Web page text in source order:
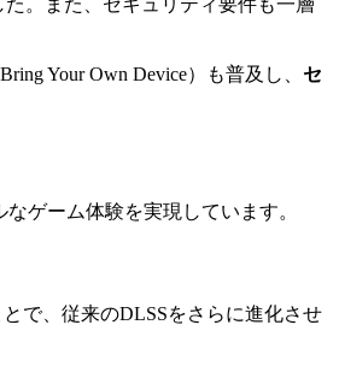
。また、セキュリティ要件も一層
Your Own Device）も普及し、 セ
ゲーム体験を実現しています。
で、従来のDLSSをさらに進化させ